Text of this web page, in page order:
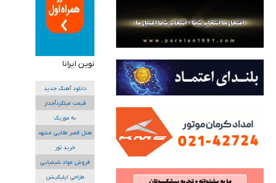
نوین ایرانا
دانلود آهنگ جدید
قیمت میلگردآجدار
به موزیک
هتل قصر طلایی مشهد
خرید تور
فروش مواد شیمیایی
طراحی اپلیکیشن